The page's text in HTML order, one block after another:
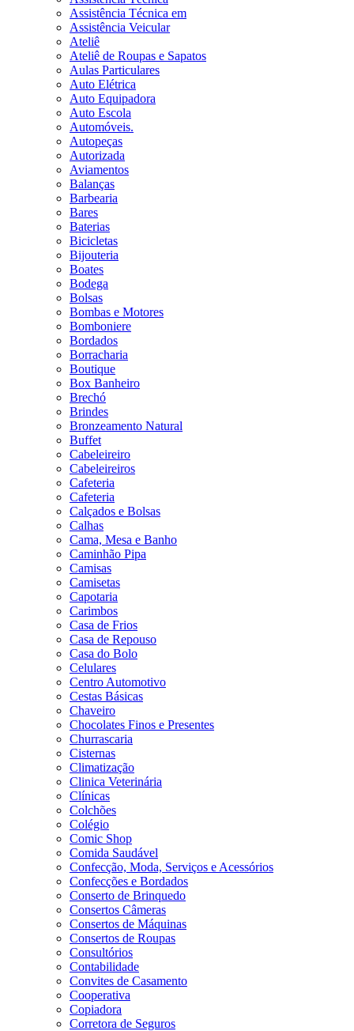
Assistência Técnica em
Assistência Veicular
Ateliê
Ateliê de Roupas e Sapatos
Aulas Particulares
Auto Elétrica
Auto Equipadora
Auto Escola
Automóveis.
Autopeças
Autorizada
Aviamentos
Balanças
Barbearia
Bares
Baterias
Bicicletas
Bijouteria
Boates
Bodega
Bolsas
Bombas e Motores
Bomboniere
Bordados
Borracharia
Boutique
Box Banheiro
Brechó
Brindes
Bronzeamento Natural
Buffet
Cabeleireiro
Cabeleireiros
Cafeteria
Cafeteria
Calçados e Bolsas
Calhas
Cama, Mesa e Banho
Caminhão Pipa
Camisas
Camisetas
Capotaria
Carimbos
Casa de Frios
Casa de Repouso
Casa do Bolo
Celulares
Centro Automotivo
Cestas Básicas
Chaveiro
Chocolates Finos e Presentes
Churrascaria
Cisternas
Climatização
Clinica Veterinária
Clínicas
Colchões
Colégio
Comic Shop
Comida Saudável
Confecção, Moda, Serviços e Acessórios
Confecções e Bordados
Conserto de Brinquedo
Consertos Câmeras
Consertos de Máquinas
Consertos de Roupas
Consultórios
Contabilidade
Convites de Casamento
Cooperativa
Copiadora
Corretora de Seguros